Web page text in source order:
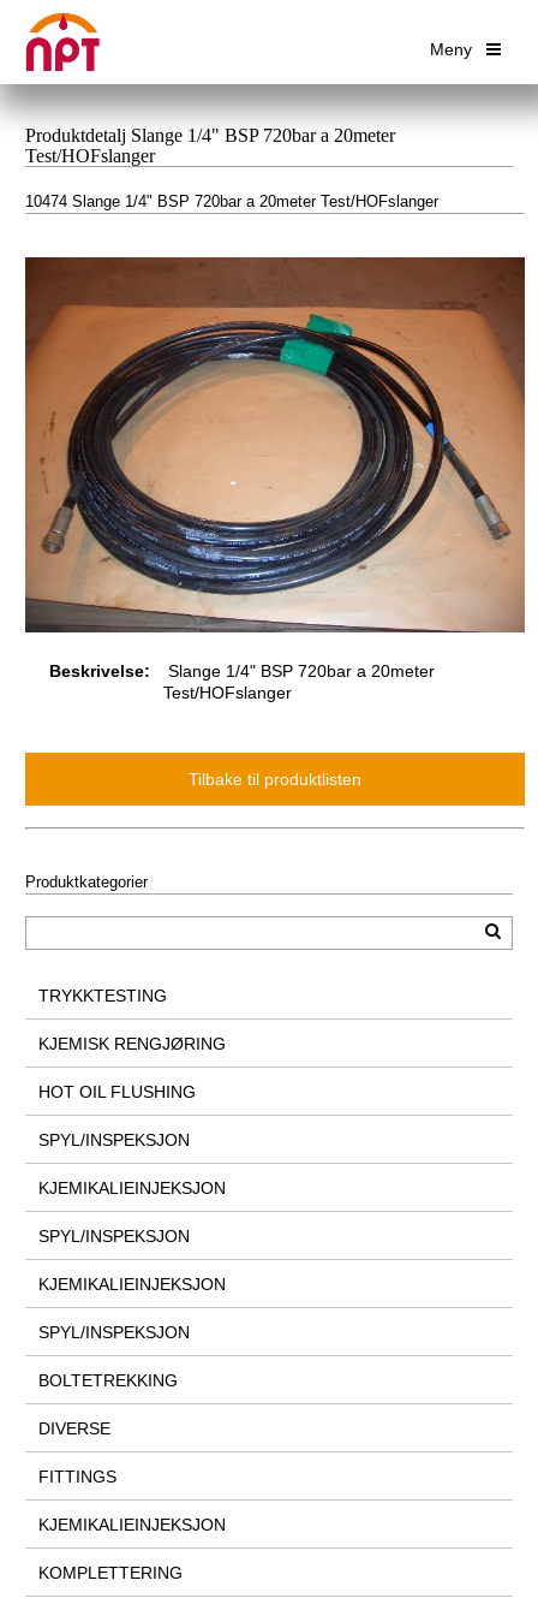
Meny
Produktdetalj Slange 1/4" BSP 720bar a 20meter
Test/HOFslanger
10474 Slange 1/4" BSP 720bar a 20meter Test/HOFslanger
Beskrivelse:
Slange 1/4" BSP 720bar a 20meter
Test/HOFslanger
Produktkategorier
TRYKKTESTING
KJEMISK RENGJØRING
HOT OIL FLUSHING
SPYL/INSPEKSJON
KJEMIKALIEINJEKSJON
SPYL/INSPEKSJON
KJEMIKALIEINJEKSJON
SPYL/INSPEKSJON
BOLTETREKKING
DIVERSE
FITTINGS
KJEMIKALIEINJEKSJON
KOMPLETTERING